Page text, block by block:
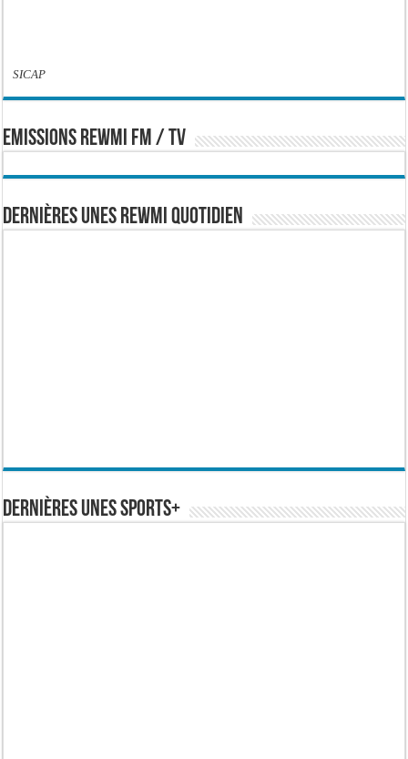
SICAP
EMISSIONS REWMI FM / TV
Dernières Unes Rewmi Quotidien
Dernières Unes Sports+